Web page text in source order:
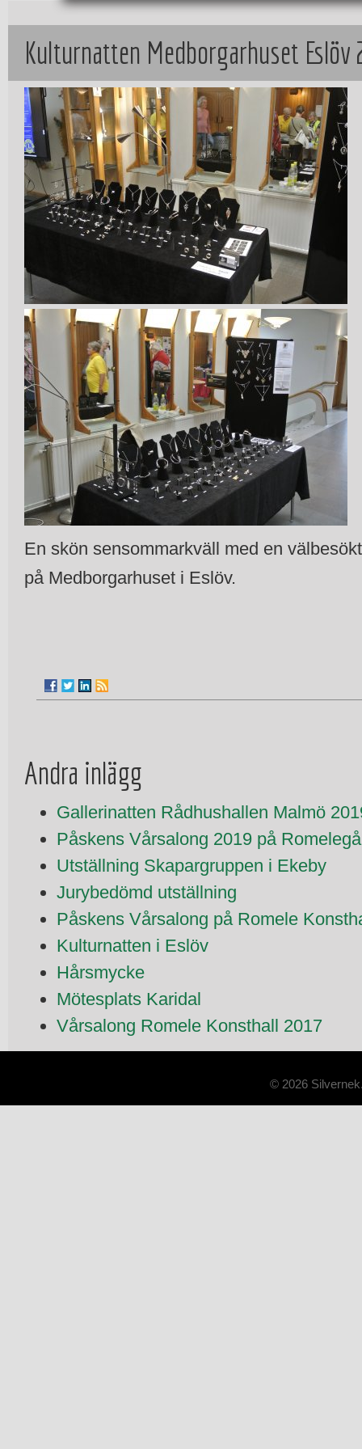
Kulturnatten Medborgarhuset
En skön sensommarkväll med en
på Medborgarhuset i Eslöv.
Andra inlägg
Gallerinatten Rådhushallen Malmö
Påskens Vårsalong 2019 på
Utställning Skapargruppen i Ekeby
Jurybedömd utställning
Påskens Vårsalong på Romele
Kulturnatten i Eslöv
Hårsmycke
Mötesplats Karidal
Vårsalong Romele Konsthall 2017
© 2026